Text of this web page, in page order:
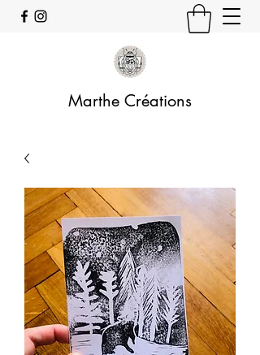
Marthe Créations